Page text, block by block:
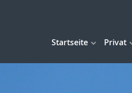
Startseite Privat